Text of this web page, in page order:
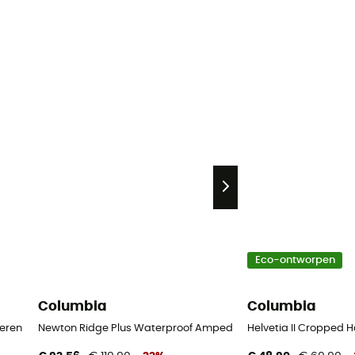
Columbia
Newton Ridge Plus Waterproof Amped - Wandelschoenen -
Eco-ontworpen
Columbia
Helvetia II Cropped